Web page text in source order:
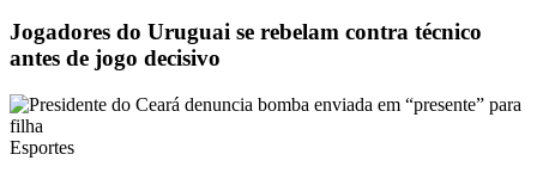
Jogadores do Uruguai se rebelam contra técnico
antes de jogo decisivo
Esportes